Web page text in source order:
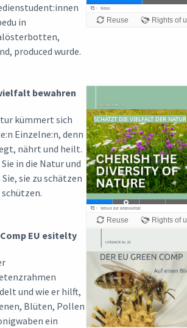
in
produced wurde.
bewahren
kümmert sich
Einzelne:n, denn
nährt und heilt.
in die Natur und
sie zu schätzen
schützen.
EU esitelty
und wie er hilft,
Blüten, Pollen
ein